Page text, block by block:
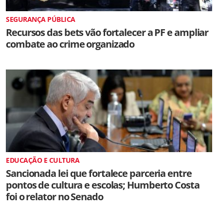
SEGURANÇA PÚBLICA
Recursos das bets vão fortalecer a PF e ampliar
combate ao crime organizado
EDUCAÇÃO E CULTURA
Sancionada lei que fortalece parceria entre
pontos de cultura e escolas; Humberto Costa
foi o relator no Senado